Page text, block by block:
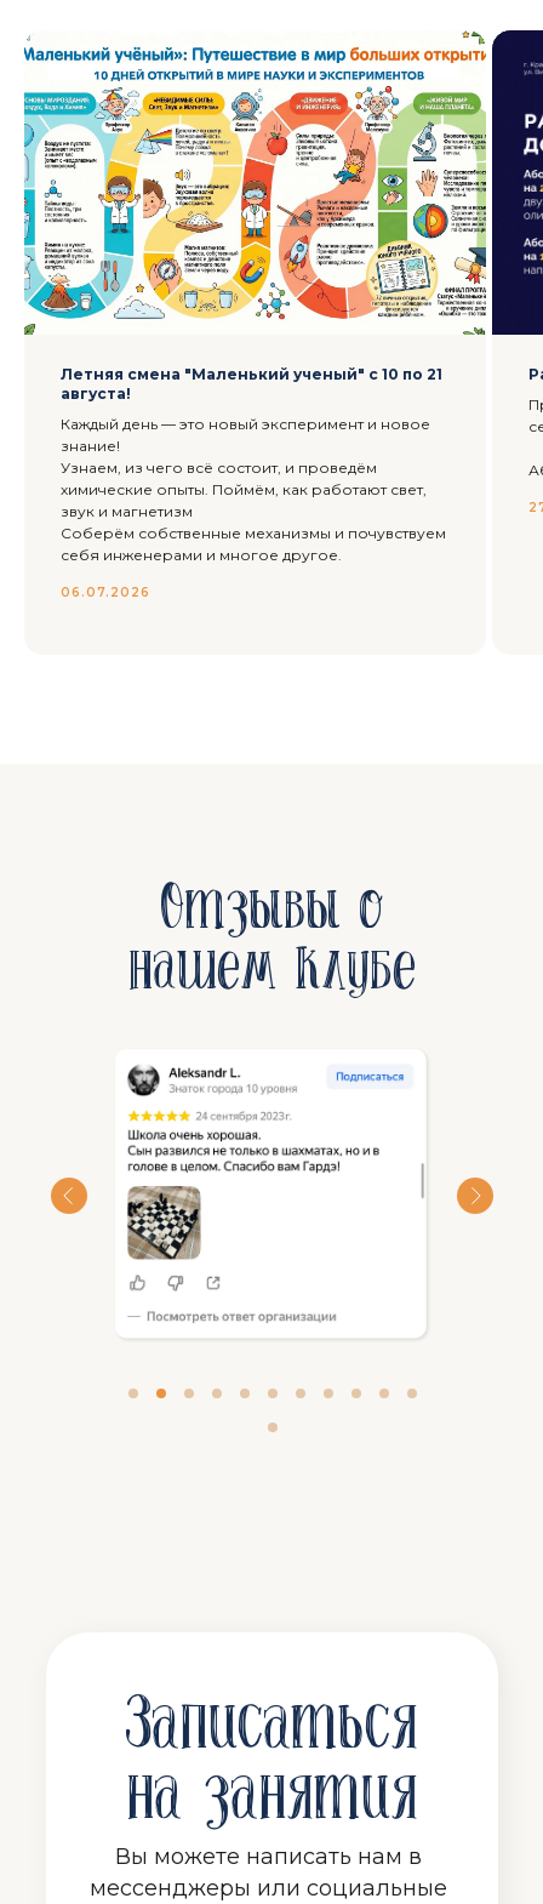
Летняя смена "Маленький ученый" с 10 по 21
августа!
Каждый день — это новый эксперимент и новое
знание!
Узнаем, из чего всё состоит, и проведём
химические опыты. Поймём, как работают свет,
звук и магнетизм
Соберём собственные механизмы и почувствуем
себя инженерами и многое другое.
06.07.2026
Отзывы о
нашем клубе
Записаться
на занятия
Вы можете написать нам в
мессенджеры или социальные